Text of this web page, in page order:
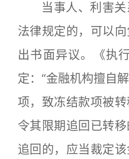
当事人、利害关
法律规定的，可以
出书面异议。《执
定：“金融机构擅自
项，致冻结款项被
令其限期追回已转
追回的，应当裁定